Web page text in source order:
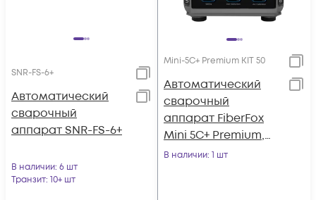
SNR-FS-6+
Автоматический
сварочный
аппарат SNR-FS-6+
В наличии: 6 шт
Транзит: 10+ шт
Mini-5C+ Premium KIT 50
Автоматический
сварочный
аппарат FiberFox
Mini 5C+ Premium,
комплект со
В наличии: 1 шт